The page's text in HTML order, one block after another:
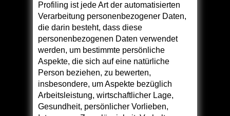
Profiling ist jede Art der automatisierten
Verarbeitung personenbezogener Daten,
die darin besteht, dass diese
personenbezogenen Daten verwendet
werden, um bestimmte persönliche
Aspekte, die sich auf eine natürliche
Person beziehen, zu bewerten,
insbesondere, um Aspekte bezüglich
Arbeitsleistung, wirtschaftlicher Lage,
Gesundheit, persönlicher Vorlieben,